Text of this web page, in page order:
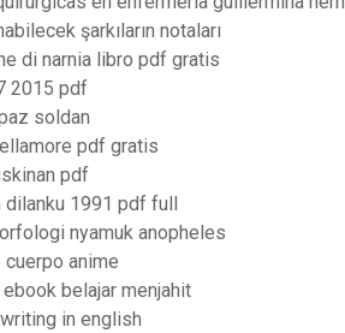
şarkıların notaları
di narnia libro pdf gratis
2015 pdf
soldan
pdf gratis
pdf
dilanku 1991 pdf full
nyamuk anopheles
anime
belajar menjahit
in english